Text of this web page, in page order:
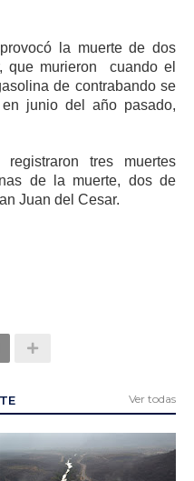
la muerte de dos
que murieron cuando el
de contrabando se
junio del año pasado,
tres muertes
de la muerte, dos de
Juan del Cesar.
Ver todas